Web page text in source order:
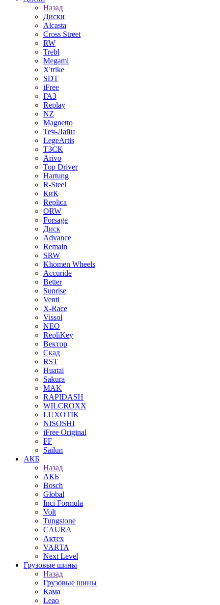
Назад
Диски
Alcasta
Cross Street
RW
Trebl
Megami
X'trike
SDT
iFree
ГАЗ
Replay
NZ
Magnetto
Теч-Лайн
LegeArtis
ТЗСК
Arivo
Top Driver
Hartung
R-Steel
КиК
Replica
ORW
Forsage
Диск
Advance
Remain
SRW
Khomen Wheels
Accuride
Better
Sunrise
Venti
X-Race
Vissol
NEO
RepliKey
Вектор
Скад
RST
Huatai
Sakura
MAK
RAPIDASH
WILCROXX
LUXOTIK
NISOSHI
iFree Original
FF
Sailun
АКБ
Назад
АКБ
Bosch
Global
Inci Formula
Volt
Tungstone
CAURA
Актех
VARTA
Next Level
Грузовые шины
Назад
Грузовые шины
Кама
Leao